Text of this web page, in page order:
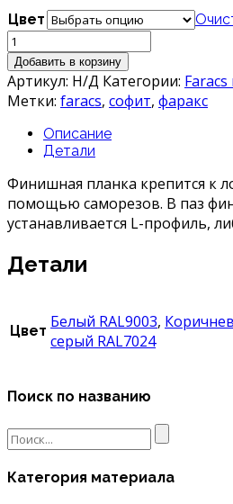
Цвет
Количество
товара
Финишная
планка
Добавить в корзину
Артикул: Н/Д Категории:
Метки: faracs, софит, фаракс
Описание
Детали
Финишная планка крепится к
помощью саморезов. В паз
устанавливается L-профиль,
Детали
Цвет Белый RAL9003,
серый RAL7024
Поиск по названию
Search
for:
Категория материала